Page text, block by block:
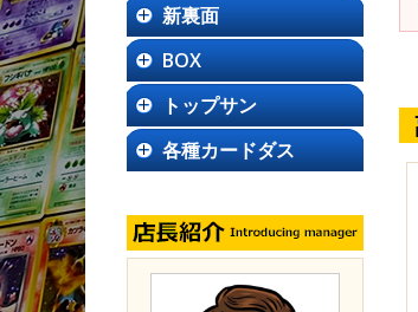
新裏面
BOX
トップサン
各種カードダス